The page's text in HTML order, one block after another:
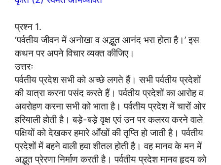
प्रश्न 1.
‘पर्वतीय जीवन में अनोखा व अद्भुत आनंद भरा होता है।’ इस
कथन पर अपने विचार व्यक्त कीजिए।
उत्तरः
पर्वतीय प्रदेश सभी को अच्छे लगते हैं। सभी पर्वतीय प्रदेशों
की यात्रा करना पसंद करते हैं। पर्वतीय प्रदेशों का आरोह व
अवरोहण करना सभी को भाता है। पर्वतीय प्रदेश में चारों ओर
हरियाली होती है। बड़े-बड़े वृक्ष एवं उन पर कलरव करने वाले
पक्षियों को देखकर हमारे आँखों की तृप्ति हो जाती है। पर्वतीय
प्रदेशों में बहने वाली हवा शीतल होती है। वह मानव के मन में
अद्भुत प्रेरणा निर्माण करती है। पर्वतीय प्रदेश मानव हृदय को